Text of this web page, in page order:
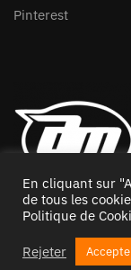
Pinterest
©
En cliquant sur
de tous les
Politique de
Rejeter